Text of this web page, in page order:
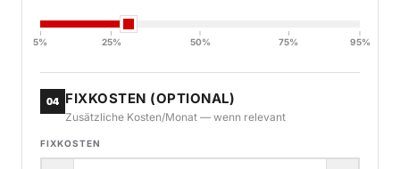
5% 25% 50% 75% 95%
04 FIXKOSTEN (OPTIONAL)
Zusätzliche Kosten/Monat — wenn relevant
FIXKOSTEN